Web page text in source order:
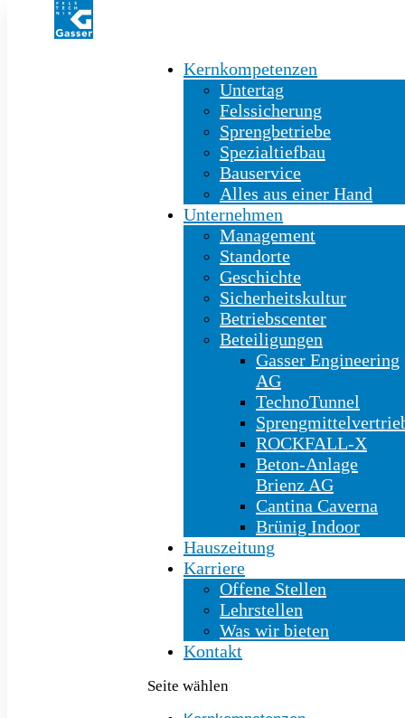
Kernkompetenzen
Untertag
Felssicherung
Sprengbetriebe
Spezialtiefbau
Bauservice
Alles aus einer Hand
Unternehmen
Management
Standorte
Geschichte
Sicherheitskultur
Betriebscenter
Beteiligungen
Gasser Engineering
AG
TechnoTunnel
ROCKFALL-X
Beton-Anlage
Brienz AG
Cantina Caverna
Brünig Indoor
Hauszeitung
Karriere
Offene Stellen
Lehrstellen
Was wir bieten
Kontakt
Seite wählen